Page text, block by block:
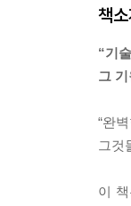
책소
“기
그
“완
그것
이